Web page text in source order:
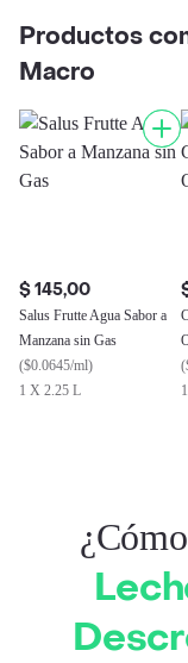
Productos
Macro
$ 145,00
Salus Frutte Agua Sabor a
Manzana sin Gas
($0.0645/ml)
1 X 2.25 L
(